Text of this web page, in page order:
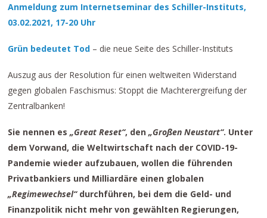
Anmeldung zum Internetseminar des Schiller-Instituts,
03.02.2021, 17-20 Uhr
Grün bedeutet Tod – die neue Seite des Schiller-Instituts
Auszug aus der Resolution für einen weltweiten Widerstand
gegen globalen Faschismus: Stoppt die Machterergreifung der
Zentralbanken!
Sie nennen es„Great Reset“, den„Großen Neustart“. Unter
dem Vorwand, die Weltwirtschaft nach der COVID-19-
Pandemie wieder aufzubauen, wollen die führenden
Privatbankiers und Milliardäre einen globalen
„Regimewechsel“durchführen, bei dem die Geld- und
Finanzpolitik nicht mehr von gewählten Regierungen,